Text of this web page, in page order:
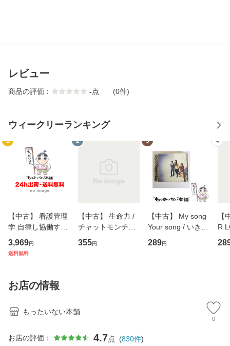
レビュー
商品の評価： -点 (0件)
ウィークリーランキング
1
【中古】 看護管理
学 自律し協働する
専門職の看護マネ
ジメントスキル 改
恵 藤本幸三 / 南江
堂 [単行
3,969円
送料無料
2
【中古】 生命力 /
チャットモンチー /
キューンレコード
[CD]【メール便送
355円
3
【中古】 My song
Your song / いきも
のがかり / [CD]
【メール便送料無
289円
4
【
R
産
お店の情報
もったいない本舗
0
お店の評価： 4.7点 (830件)